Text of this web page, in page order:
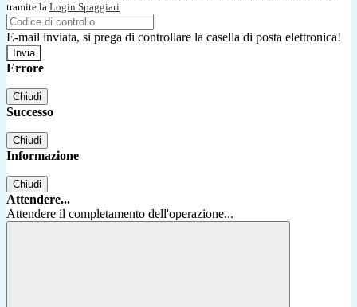
tramite la Login Spaggiari
E-mail inviata, si prega di controllare la casella di posta elettronica!
Errore
Chiudi
Successo
Chiudi
Informazione
Chiudi
Attendere...
Attendere il completamento dell'operazione...